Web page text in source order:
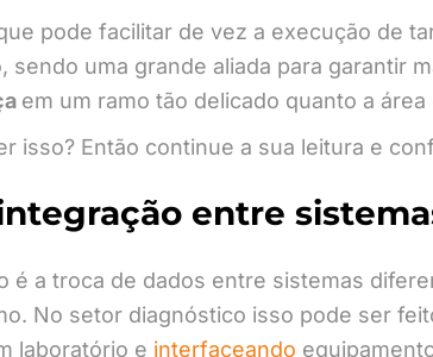
pode facilitar de vez a execução de
sendo uma grande aliada para garantir
em um ramo tão delicado quanto a área
isso? Então continue a sua leitura e
entre
é a troca de dados entre sistemas
No setor diagnóstico isso pode ser
laboratório e interfaceando